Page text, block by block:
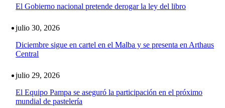
El Gobierno nacional pretende derogar la ley del libro
julio 30, 2026
Diciembre sigue en cartel en el Malba y se presenta en Arthaus
Central
julio 29, 2026
El Equipo Pampa se aseguró la participación en el próximo
mundial de pastelería